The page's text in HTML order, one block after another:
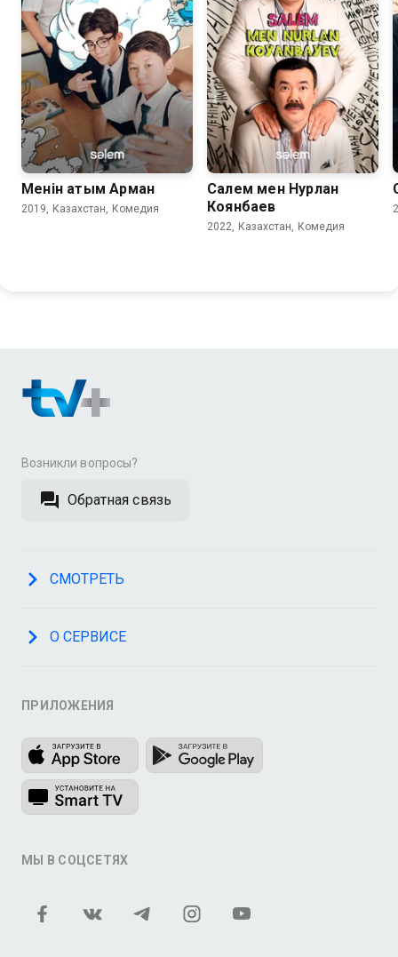
Менiн атым Арман
2019, Казахстан, Комедия
Салем мен Нурлан
Коянбаев
2022, Казахстан, Комедия
Возникли вопросы?
Обратная связь
СМОТРЕТЬ
О СЕРВИСЕ
ПРИЛОЖЕНИЯ
МЫ В СОЦСЕТЯХ